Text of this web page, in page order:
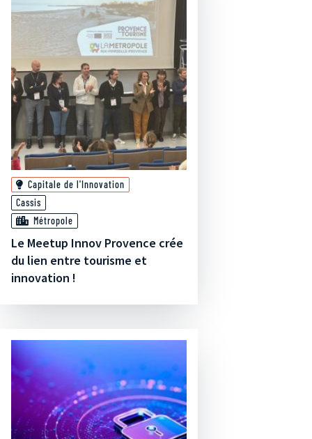
Capitale de l'Innovation
Cassis
Métropole
Le Meetup Innov Provence crée
du lien entre tourisme et
innovation !